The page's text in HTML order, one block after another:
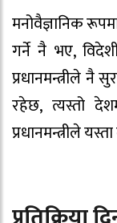
मनोवैज्ञानिक
गर्ने नै भए,
प्रधानमन्त्रीले नै
रहेछ, त्यस्तो
प्रधानमन्त्रीले